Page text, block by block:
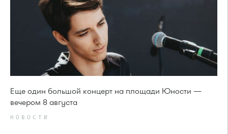
Еще один большой концерт на площади Юности —
вечером 8 августа
НОВОСТИ